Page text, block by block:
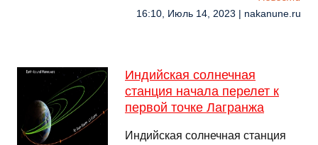
16:10, Июль 14, 2023 | nakanune.ru
Индийская солнечная
станция начала перелет к
первой точке Лагранжа
Индийская солнечная станция